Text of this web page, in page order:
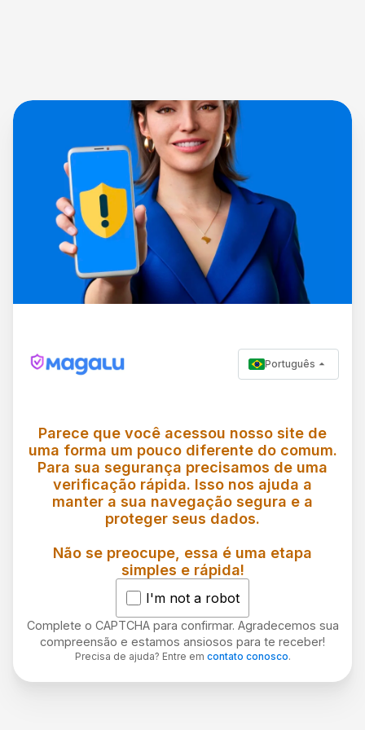
Português
Parece que você acessou nosso site de
uma forma um pouco diferente do comum.
Para sua segurança precisamos de uma
verificação rápida. Isso nos ajuda a
manter a sua navegação segura e a
proteger seus dados.
Não se preocupe, essa é uma etapa
simples e rápida!
I'm not a robot
Complete o CAPTCHA para confirmar. Agradecemos sua
compreensão e estamos ansiosos para te receber!
Precisa de ajuda? Entre em contato conosco.